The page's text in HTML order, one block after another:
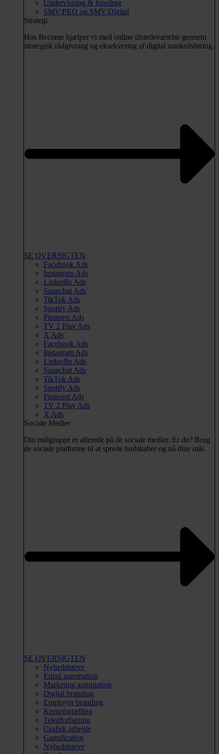
Undervisning & foredrag
SMV:PRO og SMV:Digital
Strategi
Hos Become hjælper vi med online tilstedeværelse gennem
strategisk rådgivning og eksekvering af digital markedsføring.
SE OVERSIGTEN
Facebook Ads
Instagram Ads
LinkedIn Ads
Snapchat Ads
TikTok Ads
Spotify Ads
Pinterest Ads
TV 2 Play Ads
X Ads
Facebook Ads
Instagram Ads
LinkedIn Ads
Snapchat Ads
TikTok Ads
Spotify Ads
Pinterest Ads
TV 2 Play Ads
X Ads
Sociale Medier
Din målgruppe er allerede på de sociale medier. Er du? Brug
de sociale platforme til at sprede budskaber og nå dine mål.
SE OVERSIGTEN
Nyhedsbreve
Email automation
Marketing automation
Digital branding
Employer branding
Kernefortælling
Tekstforfatning
Grafisk arbejde
Gamification
Nyhedsbreve